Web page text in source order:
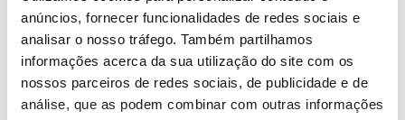
anúncios, fornecer funcionalidades de redes sociais e
analisar o nosso tráfego. Também partilhamos
informações acerca da sua utilização do site com os
nossos parceiros de redes sociais, de publicidade e de
análise, que as podem combinar com outras informações
O Primeiro Passo na Sua Jornada Sustentável